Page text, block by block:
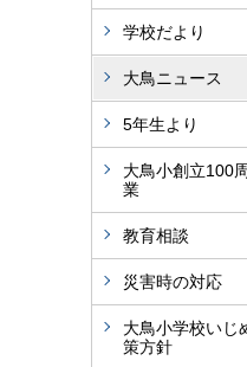
学校だより
大鳥ニュース
5年生より
大鳥小創立100
業
教育相談
災害時の対応
大鳥小学校いじ
策方針